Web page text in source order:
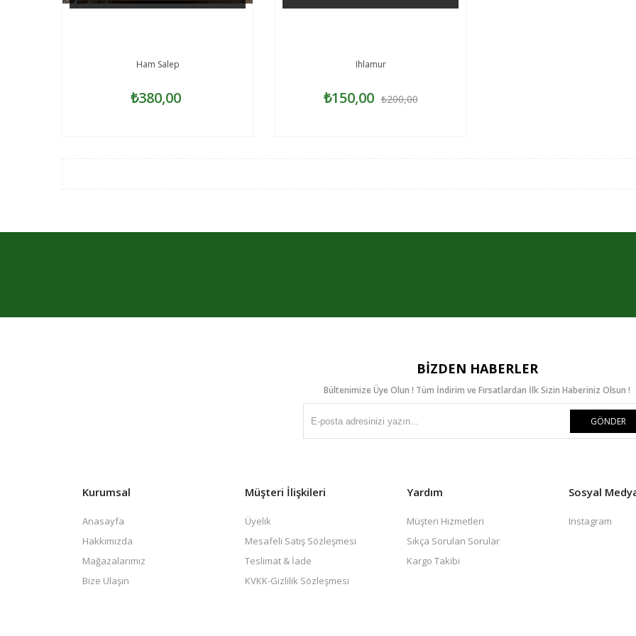
Ham Salep
₺380,00
Ihlamur
₺150,00 ₺200,00
BIZDEN HABERLER
Bültenimize Üye Olun ! Tüm İndirim ve Fırsatlardan İlk Sizin Haberiniz Olsun !
GÖNDER
Kurumsal
Anasayfa
Hakkımızda
Mağazalarımız
Bize Ulaşın
Müşteri İlişkileri
Üyelik
Mesafeli Satış Sözleşmesi
Teslimat & İade
KVKK-Gizlilik Sözleşmesi
Yardım
Müşteri Hizmetleri
Sıkça Sorulan Sorular
Kargo Takibi
Sosyal
Instagram